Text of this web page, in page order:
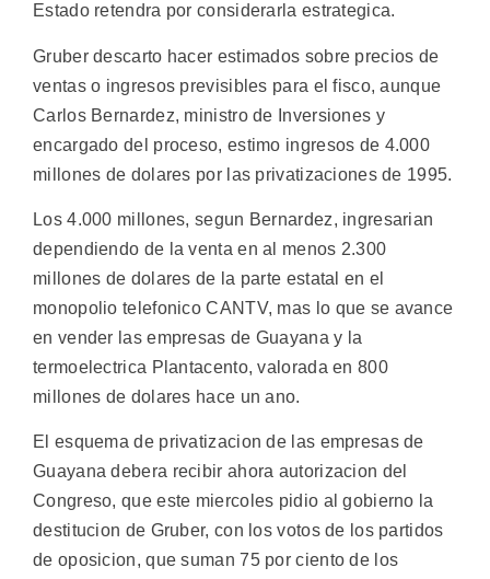
Estado retendra por considerarla estrategica.
Gruber descarto hacer estimados sobre precios de
ventas o ingresos previsibles para el fisco, aunque
Carlos Bernardez, ministro de Inversiones y
encargado del proceso, estimo ingresos de 4.000
millones de dolares por las privatizaciones de 1995.
Los 4.000 millones, segun Bernardez, ingresarian
dependiendo de la venta en al menos 2.300
millones de dolares de la parte estatal en el
monopolio telefonico CANTV, mas lo que se avance
en vender las empresas de Guayana y la
termoelectrica Plantacento, valorada en 800
millones de dolares hace un ano.
El esquema de privatizacion de las empresas de
Guayana debera recibir ahora autorizacion del
Congreso, que este miercoles pidio al gobierno la
destitucion de Gruber, con los votos de los partidos
de oposicion, que suman 75 por ciento de los